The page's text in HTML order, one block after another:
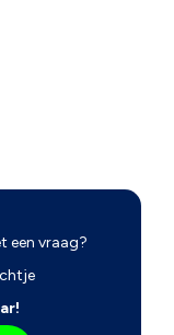
een vraag?